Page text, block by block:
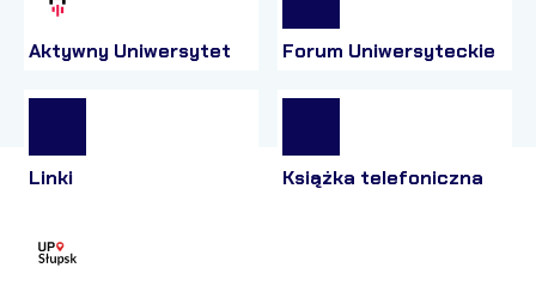
Aktywny Uniwersytet Forum Uniwersyteckie
Linki Książka telefoniczna